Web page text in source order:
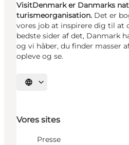
VisitDenmark er Danmarks
turismeorganisation. Det er
vores job at inspirere dig til at
bedste sider af det, Danmark
og vi håber, du finder masser
opleve og se.
Vælg sprog
Vores sites
Presse